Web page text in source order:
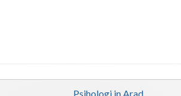
Psihologi in Arad